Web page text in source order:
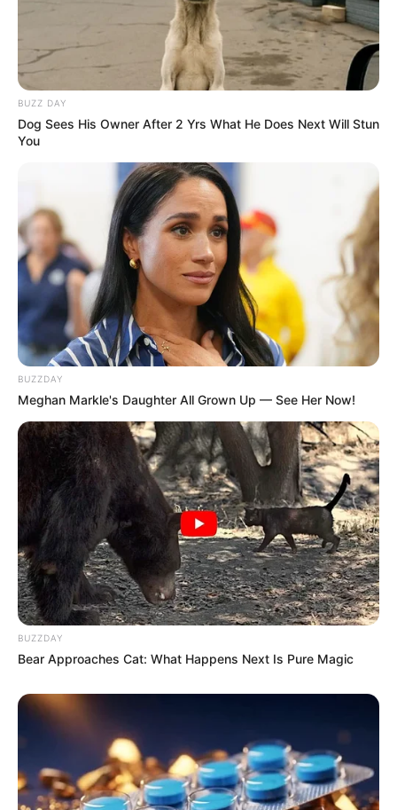
notícias de Paraguaçu Paulista e região
Clique aqui para entrar no grupo
BUZZ DAY
Dog Sees His Owner After 2 Yrs What He Does Next Will Stun
You
BUZZDAY
Meghan Markle's Daughter All Grown Up — See Her Now!
BUZZDAY
Bear Approaches Cat: What Happens Next Is Pure Magic